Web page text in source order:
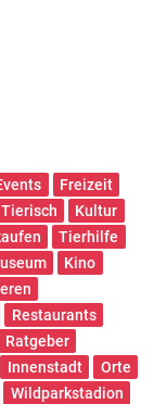
Freizeit
Tierisch
Kultur
Tierhilfe
Kino
Restaurants
Ratgeber
Innenstadt
Orte
Wildparkstadion